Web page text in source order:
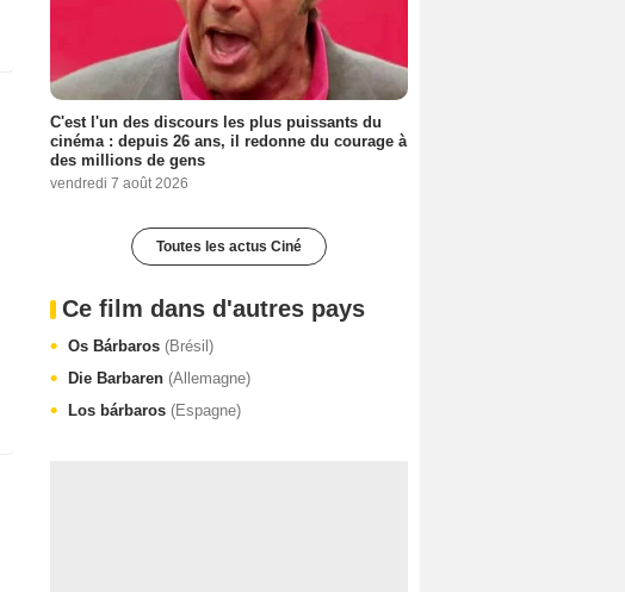
C'est l'un des discours les plus puissants du
cinéma : depuis 26 ans, il redonne du courage à
des millions de gens
vendredi 7 août 2026
Toutes les actus Ciné
Ce film dans d'autres pays
Os Bárbaros (Brésil)
Die Barbaren (Allemagne)
Los bárbaros (Espagne)